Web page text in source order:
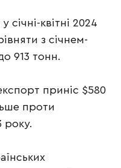
січні-квітні 2024
з січнем-
913 тонн.
приніс $580
проти
року.